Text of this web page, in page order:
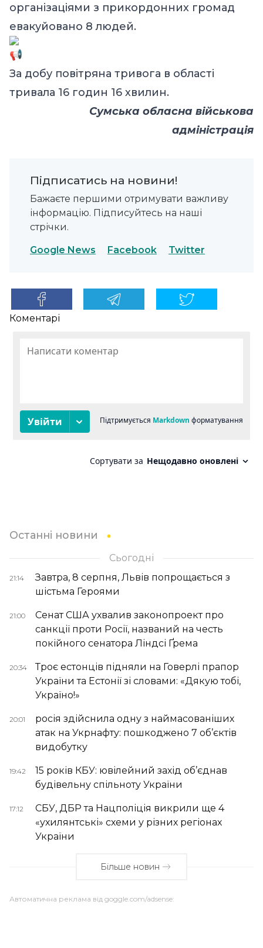
організаціями з прикордонних громад
евакуйовано 8 людей.
За добу повітряна тривога в області
тривала 16 годин 16 хвилин.
Сумська обласна військова
адміністрація
Підписатись на новини!
Бажаєте першими отримувати важливу
інформацію. Підписуйтесь на наші
стрічки.
Google News Facebook Twitter
Коментарі
Останні новини
Сьогодні
21:14
Завтра, 8 серпня, Львів попрощається з
шістьма Героями
21:00
Сенат США ухвалив законопроект про
санкції проти Росії, названий на честь
покійного сенатора Ліндсі Ґрема
20:34
Троє естонців підняли на Говерлі прапор
України та Естонії зі словами: «Дякую тобі,
Україно!»
20:01
росія здійснила одну з наймасованіших
атак на Укрнафту: пошкоджено 7 об’єктів
видобутку
19:42
15 років КБУ: ювілейний захід об’єднав
будівельну спільноту України
17:12
СБУ, ДБР та Нацполіція викрили ще 4
«ухилянтські» схеми у різних регіонах
України
Більше новин
Автоматична реклама від goggle.com/adsense: